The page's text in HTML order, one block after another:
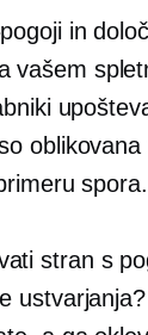
in
vašem
spora.
stran s